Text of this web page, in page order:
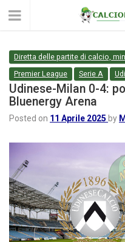
Diretta delle partite di calcio,
Premier League
Serie A
Udinese-Milan 0-4:
Bluenergy Arena
Posted on 11 Aprile 2025 by